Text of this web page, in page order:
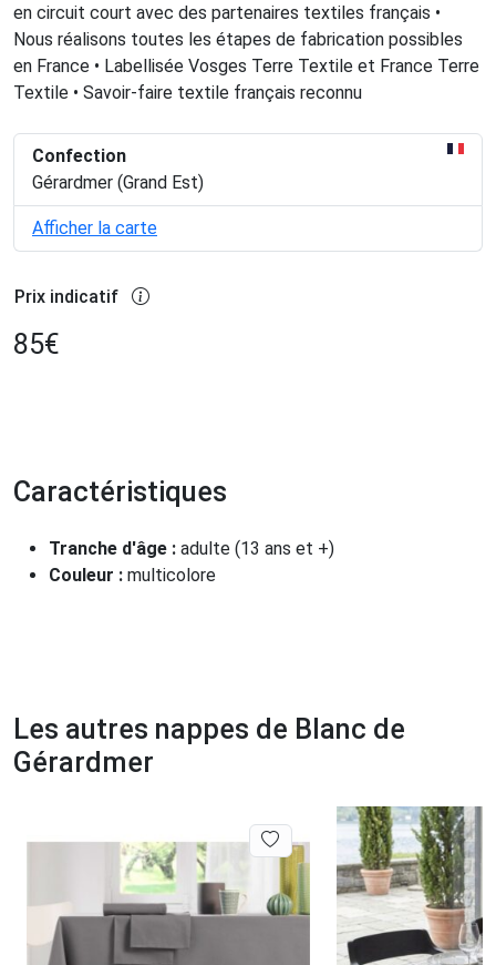
en circuit court avec des partenaires textiles français •
Nous réalisons toutes les étapes de fabrication possibles
en France • Labellisée Vosges Terre Textile et France Terre
Textile • Savoir-faire textile français reconnu
Confection
Gérardmer (Grand Est)
Afficher la carte
Prix indicatif
85€
Caractéristiques
Tranche d'âge : adulte (13 ans et +)
Couleur : multicolore
Les autres nappes de Blanc de
Gérardmer